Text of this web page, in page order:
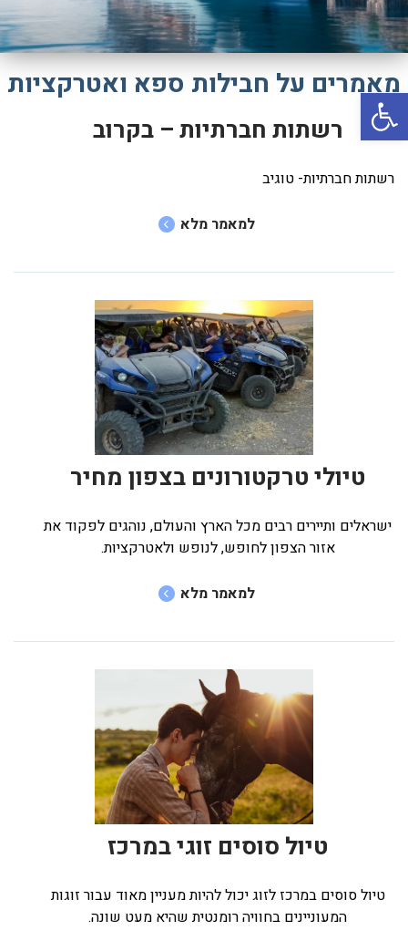
פתח סרגל נגישות
יוון
קפריסין
קריביים
אירופה
תאילנד
ניו יורק
פאריז
לונדון
רומא
פראג
בהוד השרון
בכפר סבא
ברעננה
בקיסריה
מאמרים על חבילות ספא ואטרקציות
רשתות חברתיות – בקרוב
רשתות חברתיות- טוגיב
למאמר מלא
טיולי טרקטורונים בצפון מחיר
ישראלים ותיירים רבים מכל הארץ והעולם, נוהגים לפקוד את
אזור הצפון לחופש, לנופש ולאטרקציות.
למאמר מלא
טיול סוסים זוגי במרכז
טיול סוסים במרכז לזוג יכול להיות מעניין מאוד עבור זוגות
המעוניינים בחוויה רומנטית שהיא מעט שונה.